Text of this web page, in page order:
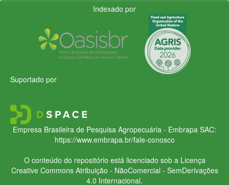
Indexado por
Suportado por
Empresa Brasileira de Pesquisa Agropecuária - Embrapa SAC:
https://www.embrapa.br/fale-conosco
O conteúdo do repositório está licenciado sob a Licença
Creative CommonsAtribuição - NãoComercial - SemDerivações
4.0 Internacional.